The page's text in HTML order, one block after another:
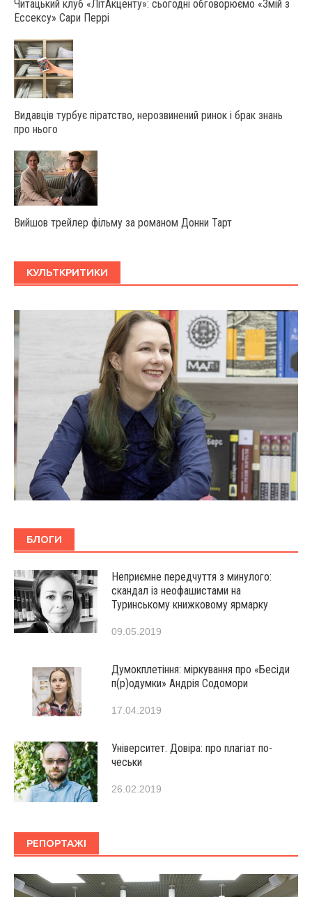
Читацький клуб «ЛітАкценту»: сьогодні обговорюємо «Змій з
Ессексу» Сари Перрі
Видавців турбує піратство, нерозвинений ринок і брак знань
про нього
Вийшов трейлер фільму за романом Донни Тарт
КУЛЬТКРИТИКИ
БЛОГИ
Неприємне передчуття з минулого:
скандал із неофашистами на
Туринському книжковому ярмарку
09.05.2019
Думокплетіння: міркування про «Бесіди
п(р)одумки» Андрія Содомори
17.04.2019
Університет. Довіра: про плагіат по-
чеськи
26.02.2019
РЕПОРТАЖІ